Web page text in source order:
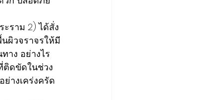
ราม 2) ได้สั่ง
ผิวจราจรให้มี
าง อย่างไร
ติดขัดในช่วง
างเคร่งครัด